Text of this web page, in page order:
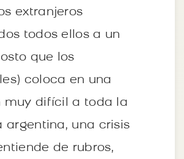
extranjeros
todos ellos a un
que los
coloca en una
muy difícil a toda la
argentina, una crisis
de rubros,